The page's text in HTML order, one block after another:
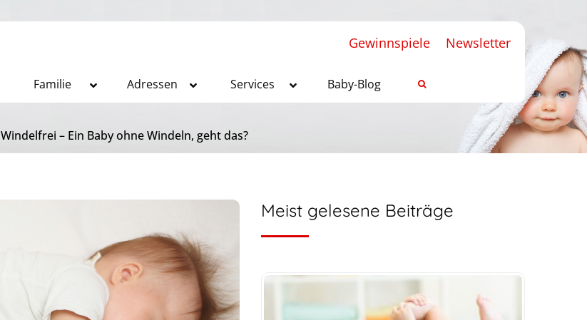
Gewinnspiele Newsletter
Familie Adressen Services Baby-Blog
Windelfrei – Ein Baby ohne Windeln, geht das?
Meist gelesene Beiträge